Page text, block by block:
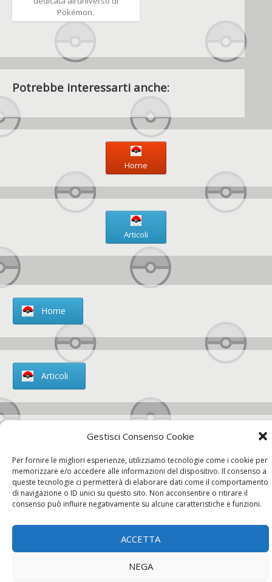
Gestisci Consenso Cookie
Per fornire le migliori esperienze, utilizziamo tecnologie come i cookie per
memorizzare e/o accedere alle informazioni del dispositivo. Il consenso a
queste tecnologie ci permetterà di elaborare dati come il comportamento
di navigazione o ID unici su questo sito. Non acconsentire o ritirare il
consenso può influire negativamente su alcune caratteristiche e funzioni.
ACCETTA
NEGA
Pokémon.
Potrebbe interessarti anche:
Home
Articoli
Home
Articoli
Chi siamo
Contatti